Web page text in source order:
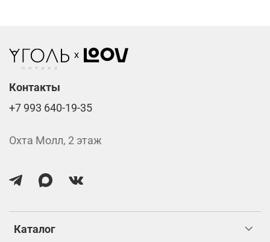
Каталог
Контакты
+7 993 640-19-35
Охта Молл, 2 этаж